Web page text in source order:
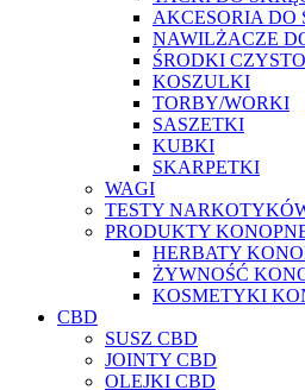
AKCESORIA DO
NAWILŻACZE
ŚRODKI
KOSZULKI
TORBY/WORKI
SASZETKI
KUBKI
SKARPETKI
WAGI
TESTY
PRODUKTY
HERBATY
ŻYWNOŚĆ
KOSMETYKI
CBD
SUSZ CBD
JOINTY CBD
OLEJKI CBD